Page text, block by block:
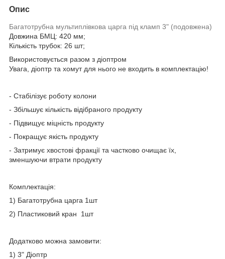
Опис
Багатотрубна мультиплівкова царга під кламп 3" (подовжена)
Довжина БМЦ: 420 мм;
Кількість трубок: 26 шт;
Використовується разом з діоптром
Увага, діоптр та хомут для нього не входить в комплектацію!
- Стабілізує роботу колони
- Збільшує кількість відібраного продукту
- Підвищує міцність продукту
- Покращує якість продукту
- Затримує хвостові фракції та частково очищає їх,
зменшуючи втрати продукту
Комплектація:
1) Багатотрубна царга 1шт
2) Пластиковий кран 1шт
Додатково можна замовити:
1) 3" Діоптр